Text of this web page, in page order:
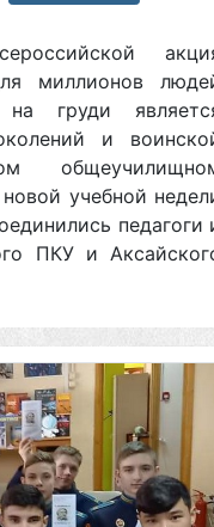
миллионов
на груди
и
учебной
педагоги
ПКУ и